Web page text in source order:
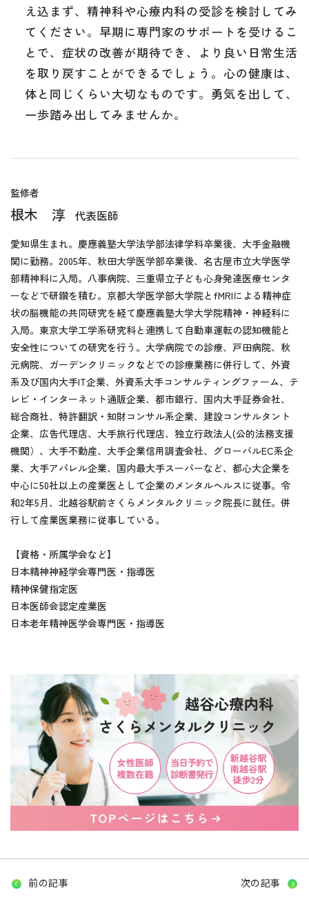
え込まず、精神科や心療内科の受診を検討してみ
てください。早期に専門家のサポートを受けるこ
とで、症状の改善が期待でき、より良い日常生活
を取り戻すことができるでしょう。心の健康は、
体と同じくらい大切なものです。勇気を出して、
一歩踏み出してみませんか。
監修者
根木 淳 代表医師
愛知県生まれ。慶應義塾大学法学部法律学科卒業後、大手金融機
関に勤務。2005年、秋田大学医学部卒業後、名古屋市立大学医学
部精神科に入局。八事病院、三重県立子ども心身発達医療センタ
ーなどで研鑽を積む。京都大学医学部大学院とfMRIによる精神症
状の脳機能の共同研究を経て慶應義塾大学大学院精神・神経科に
入局。東京大学工学系研究科と連携して自動車運転の認知機能と
安全性についての研究を行う。大学病院での診療、戸田病院、秋
元病院、ガーデンクリニックなどでの診療業務に併行して、外資
系及び国内大手IT企業、外資系大手コンサルティングファーム、テ
レビ・インターネット通販企業、都市銀行、国内大手証券会社、
総合商社、特許翻訳・知財コンサル系企業、建設コンサルタント
企業、広告代理店、大手旅行代理店、独立行政法人(公的法務支援
機関）、大手不動産、大手企業信用調査会社、グローバルEC系企
業、大手アパレル企業、国内最大手スーパーなど、都心大企業を
中心に50社以上の産業医として企業のメンタルヘルスに従事。令
和2年5月、北越谷駅前さくらメンタルクリニック院長に就任。併
行して産業医業務に従事している。
【資格・所属学会など】
日本精神神経学会専門医・指導医
精神保健指定医
日本医師会認定産業医
日本老年精神医学会専門医・指導医